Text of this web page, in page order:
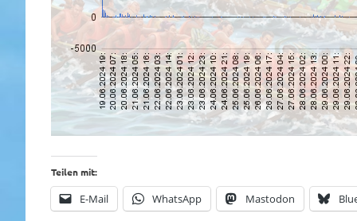
Teilen mit:
E-Mail WhatsApp Mastodon